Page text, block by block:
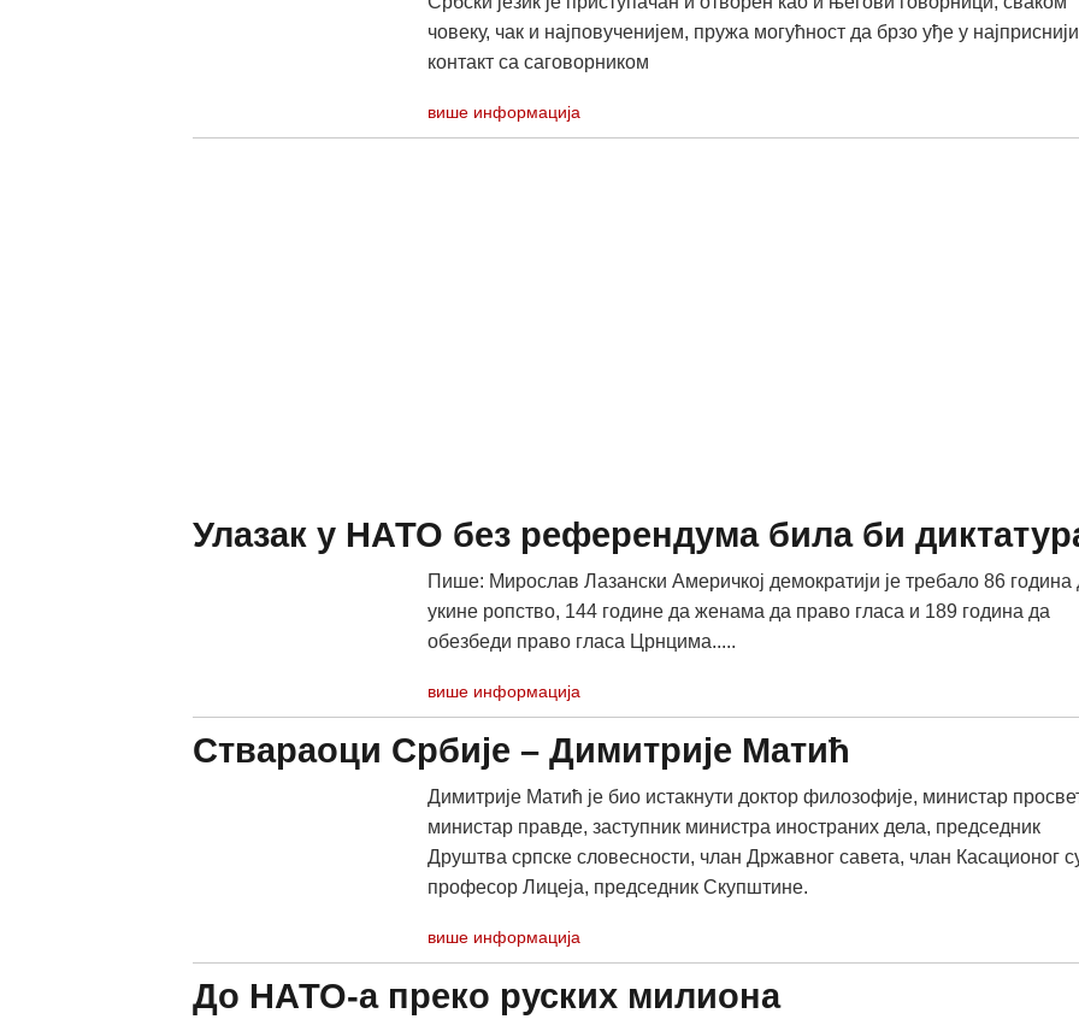
човеку, чак и најповученијем, пружа могућност да брзо уђе у најприснији
контакт са саговорником
више информација
Улазак у НАТО без референдума била би
Пише: Мирослав Лазански Америчкој демократији је требало 86 година
укине ропство, 144 године да женама да право гласа и 189 година да
обезбеди право гласа Црнцима.....
више информација
Ствараоци Србије – Димитрије Матић
Димитрије Матић је био истакнути доктор филозофије, министар
министар правде, заступник министра иностраних дела, председник
Друштва српске словесности, члан Државног савета, члан Касационог
професор Лицеја, председник Скупштине.
више информација
До НАТО-а преко руских милиона